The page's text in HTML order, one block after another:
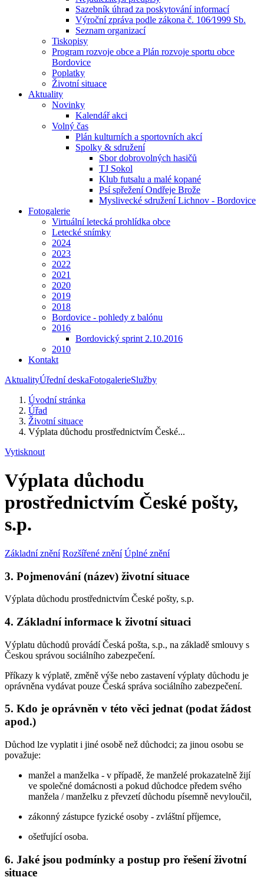
Sazebník úhrad za poskytování informací
Výroční zpráva podle zákona č. 106⁄1999 Sb.
Seznam organizací
Tiskopisy
Program rozvoje obce a Plán rozvoje sportu obce
Bordovice
Poplatky
Životní situace
Aktuality
Novinky
Kalendář akci
Volný čas
Plán kulturních a sportovních akcí
Spolky & sdružení
Sbor dobrovolných hasičů
TJ Sokol
Klub futsalu a malé kopané
Psí spřežení Ondřeje Brože
Myslivecké sdružení Lichnov - Bordovice
Fotogalerie
Virtuální letecká prohlídka obce
Letecké snímky
2024
2023
2022
2021
2020
2019
2018
Bordovice - pohledy z balónu
2016
Bordovický sprint 2.10.2016
2010
Kontakt
AktualityÚřední deskaFotogalerieSlužby
Úvodní stránka
Úřad
Životní situace
Výplata důchodu prostřednictvím České...
Vytisknout
Výplata důchodu
prostřednictvím České pošty,
s.p.
Základní znění Rozšířené znění Úplné znění
3. Pojmenování (název) životní situace
Výplata důchodu prostřednictvím České pošty, s.p.
4. Základní informace k životní situaci
Výplatu důchodů provádí Česká pošta, s.p., na základě smlouvy s
Českou správou sociálního zabezpečení.
Příkazy k výplatě, změně výše nebo zastavení výplaty důchodu je
oprávněna vydávat pouze Česká správa sociálního zabezpečení.
5. Kdo je oprávněn v této věci jednat (podat žádost
apod.)
Důchod lze vyplatit i jiné osobě než důchodci; za jinou osobu se
považuje:
manžel a manželka - v případě, že manželé prokazatelně žijí
ve společné domácnosti a pokud důchodce předem svého
manžela / manželku z převzetí důchodu písemně nevyloučil,
zákonný zástupce fyzické osoby - zvláštní příjemce,
ošetřující osoba.
6. Jaké jsou podmínky a postup pro řešení životní
situace